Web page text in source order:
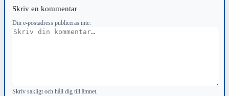
Skriv en kommentar
Din e-postadress publiceras inte.
Kommentar
Skriv sakligt och håll dig till ämnet.